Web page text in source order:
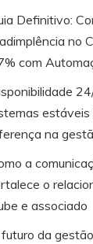
Definitivo:
no
com
na
a
o
e associado
da